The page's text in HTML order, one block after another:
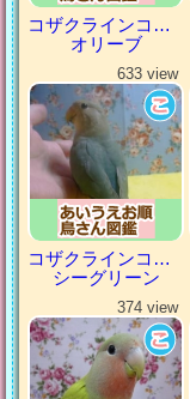
コザクラインコ（小桜インコ）
オリーブ
633 view
コザクラインコ（小桜インコ）
シーグリーン
374 view